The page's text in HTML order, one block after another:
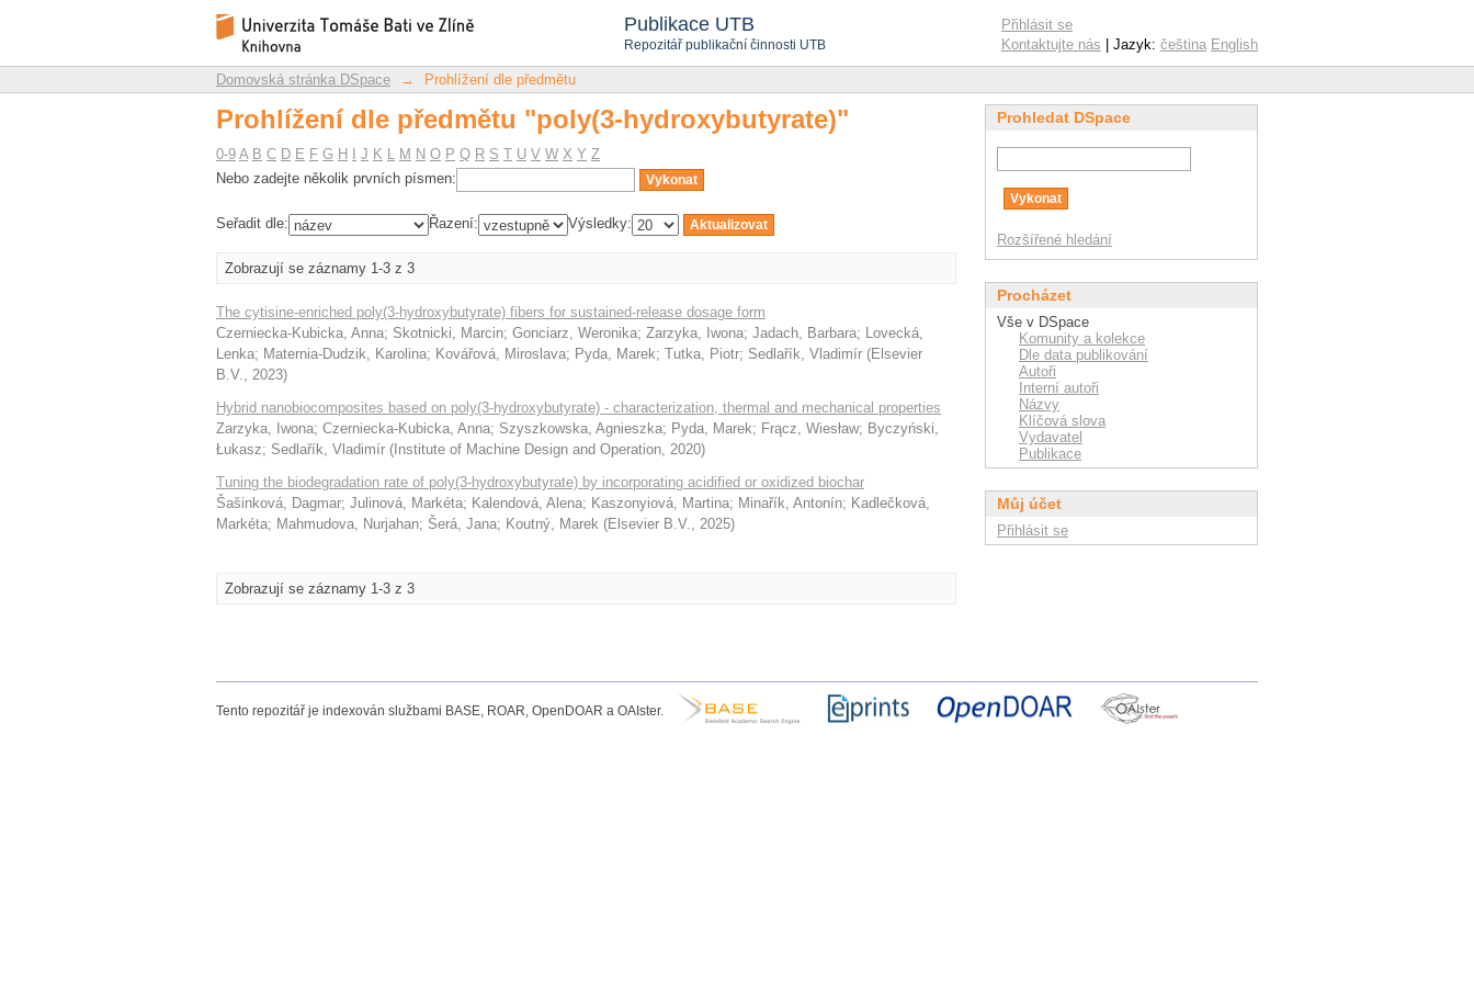
Publikace UTB
Repozitář publikační činnosti UTB
Prohlížení dle předmětu "poly(3-hydroxybutyrate)"
Repozitář DSpace/Manakin
Přihlásit se
Kontaktujte nás | Jazyk: čeština English
Domovská stránka DSpace → Prohlížení dle předmětu
Prohlížení dle předmětu "poly(3-hydroxybutyrate)"
0-9 A B C D E F G H J K L M N O P Q R S T U V W X Y Z
Nebo zadejte několik prvních písmen:
Seřadit dle: Řazení: Výsledky:
Zobrazují se záznamy 1-3 z 3
The cytisine-enriched poly(3-hydroxybutyrate) fibers for sustained-release dosage form
Czerniecka-Kubicka, Anna; Skotnicki, Marcin; Gonciarz, Weronika; Zarzyka, Iwona; Jadach, Barbara; Lovecká,
Lenka; Maternia-Dudzik, Karolina; Kovářová, Miroslava; Pyda, Marek; Tutka, Piotr; Sedlařík, Vladimír (Elsevier
B.V., 2023)
Hybrid nanobiocomposites based on poly(3-hydroxybutyrate) - characterization, thermal and mechanical properties
Zarzyka, Iwona; Czerniecka-Kubicka, Anna; Szyszkowska, Agnieszka; Pyda, Marek; Frącz, Wiesław; Byczyński,
Łukasz; Sedlařík, Vladimír ( Institute of Machine Design and Operation, 2020)
Tuning the biodegradation rate of poly(3-hydroxybutyrate) by incorporating acidified or oxidized biochar
Šašinková, Dagmar; Julinová, Markéta; Kalendová, Alena; Kaszonyiová, Martina; Minařík, Antonín; Kadlečková,
Markéta; Mahmudova, Nurjahan; Šerá, Jana; Koutný, Marek (Elsevier B.V., 2025)
Zobrazují se záznamy 1-3 z 3
Prohledat DSpace
Rozšířené hledání
Procházet
Vše v DSpace
Komunity a kolekce
Dle data publikování
Autoři
Interní autoři
Názvy
Klíčová slova
Vydavatel
Publikace
Můj účet
Přihlásit se
Tento repozitář je indexován službami BASE, ROAR, OpenDOAR a OAIster.